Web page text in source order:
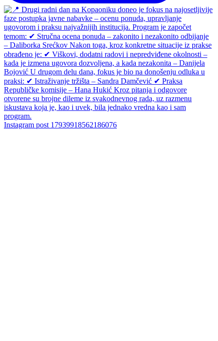
Instagram post 17939918562186076